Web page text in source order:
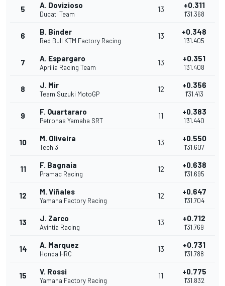
5 A. Dovizioso
Ducati Team
13 +0.311
1'31.368
6 B. Binder
Red Bull KTM Factory Racing
13 +0.348
1'31.405
7 A. Espargaro
Aprilia Racing Team
13 +0.351
1'31.408
8 J. Mir
Team Suzuki MotoGP
12 +0.356
1'31.413
9 F. Quartararo
Petronas Yamaha SRT
11 +0.383
1'31.440
10 M. Oliveira
Tech 3
13 +0.550
1'31.607
11 F. Bagnaia
Pramac Racing
12 +0.638
1'31.695
12 M. Viñales
Yamaha Factory Racing
12 +0.647
1'31.704
13 J. Zarco
Avintia Racing
13 +0.712
1'31.769
14 A. Marquez
Honda HRC
13 +0.731
1'31.788
15 V. Rossi
Yamaha Factory Racing
11 +0.775
1'31.832